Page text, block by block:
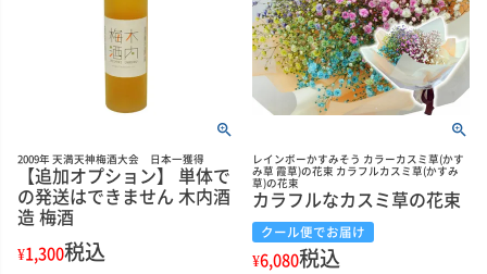
2009年 天満天神梅酒大会 日本一獲得
【追加オプション】 単体で
の発送はできません 木内酒
造 梅酒
¥1,300税込
レインボーかすみそう カラーカスミ草(かす
み草 霞草)の花束 カラフルカスミ草(かすみ
草)の花束
カラフルなカスミ草の花束
クール便でお届け
¥6,080税込